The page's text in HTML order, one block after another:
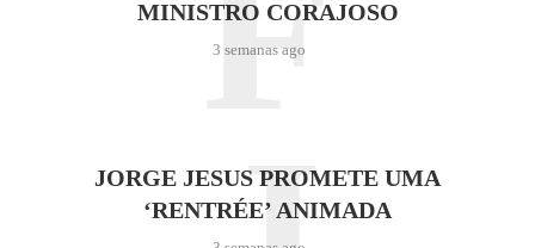
MINISTRO CORAJOSO
3 semanas ago
JORGE JESUS PROMETE UMA
‘RENTRÉE’ ANIMADA